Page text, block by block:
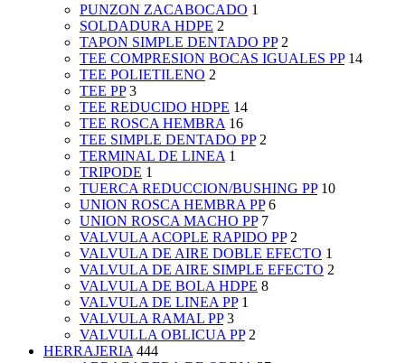
PUNZON ZACABOCADO 1
SOLDADURA HDPE 2
TAPON SIMPLE DENTADO PP 2
TEE COMPRESION BOCAS IGUALES PP 14
TEE POLIETILENO 2
TEE PP 3
TEE REDUCIDO HDPE 14
TEE ROSCA HEMBRA 16
TEE SIMPLE DENTADO PP 2
TERMINAL DE LINEA 1
TRIPODE 1
TUERCA REDUCCION/BUSHING PP 10
UNION ROSCA HEMBRA PP 6
UNION ROSCA MACHO PP 7
VALVULA ACOPLE RAPIDO PP 2
VALVULA DE AIRE DOBLE EFECTO 1
VALVULA DE AIRE SIMPLE EFECTO 2
VALVULA DE BOLA HDPE 8
VALVULA DE LINEA PP 1
VALVULA RAMAL PP 3
VALVULLA OBLICUA PP 2
HERRAJERIA 444